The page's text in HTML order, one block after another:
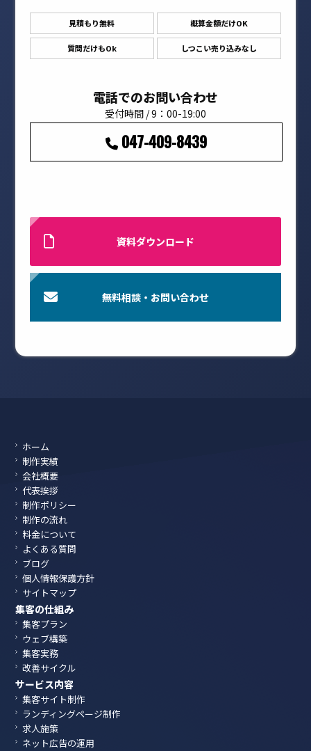
見積もり無料 概算金額だけOK
質問だけもOk しつこい売り込みなし
電話でのお問い合わせ
受付時間 / 9：00-19:00
047-409-8439
無料相談・お問い合わせ
資料ダウンロード
ホーム
制作実績
会社概要
代表挨拶
制作ポリシー
制作の流れ
料金について
よくある質問
ブログ
個人情報保護方針
サイトマップ
集客の仕組み
集客プラン
ウェブ構築
集客実務
改善サイクル
サービス内容
集客サイト制作
ランディングページ制作
求人施策
ネット広告の運用